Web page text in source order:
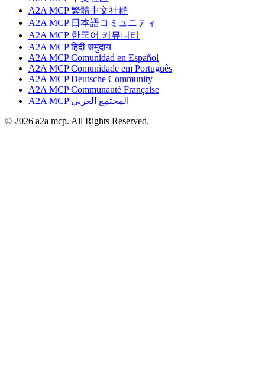
A2A MCP 繁體中文社群
A2A MCP 日本語コミュニティ
A2A MCP 한국어 커뮤니티
A2A MCP हिंदी समुदाय
A2A MCP Comunidad en Español
A2A MCP Comunidade em Português
A2A MCP Deutsche Community
A2A MCP Communauté Française
A2A MCP المجتمع العربي
© 2026 a2a mcp. All Rights Reserved.